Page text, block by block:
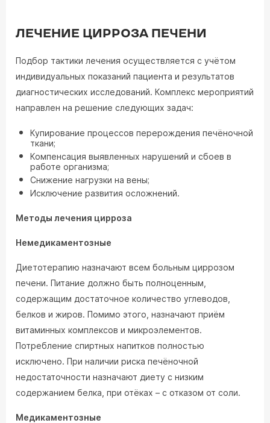
ЛЕЧЕНИЕ ЦИРРОЗА ПЕЧЕНИ
Подбор тактики лечения осуществляется с учётом
индивидуальных показаний пациента и результатов
диагностических исследований. Комплекс мероприятий
направлен на решение следующих задач:
Купирование процессов перерождения печёночной
ткани;
Компенсация выявленных нарушений и сбоев в
работе организма;
Снижение нагрузки на вены;
Исключение развития осложнений.
Методы лечения цирроза
Немедикаментозные
Диетотерапию назначают всем больным циррозом
печени. Питание должно быть полноценным,
содержащим достаточное количество углеводов,
белков и жиров. Помимо этого, назначают приём
витаминных комплексов и микроэлементов.
Потребление спиртных напитков полностью
исключено. При наличии риска печёночной
недостаточности назначают диету с низким
содержанием белка, при отёках – с отказом от соли.
Медикаментозные